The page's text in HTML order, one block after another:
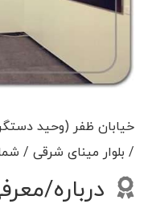
خیابان ظفر (وحید
/ بلوار مینای شرقی / شماره 42 / زیر زمین و
درباره/